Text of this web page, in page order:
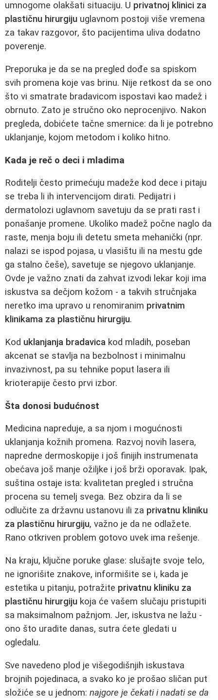
umnogome olakšati situaciju. U privatnoj klinici za
plastičnu hirurgiju uglavnom postoji više vremena
za takav razgovor, što pacijentima uliva dodatno
poverenje.
Preporuka je da se na pregled dođe sa spiskom
svih promena koje vas brinu. Nije retkost da se ono
što vi smatrate bradavicom ispostavi kao madež i
obrnuto. Zato je stručno oko neprocenjivo. Nakon
pregleda, dobićete tačne smernice: da li je potrebno
uklanjanje, kojom metodom i koliko hitno.
Kada je reč o deci i mladima
Roditelji često primećuju madeže kod dece i pitaju
se treba li ih intervencijom dirati. Pedijatri i
dermatolozi uglavnom savetuju da se prati rast i
ponašanje promene. Ukoliko madež počne naglo da
raste, menja boju ili detetu smeta mehanički (npr.
nalazi se ispod pojasa, u vlasištu ili na mestu gde
ga stalno češe), savetuje se njegovo uklanjanje.
Ovde je važno znati da zahvat izvodi lekar koji ima
iskustva sa dečjom kožom - a takvih stručnjaka
neretko ima upravo u renomiranim privatnim
klinikama za plastičnu hirurgiju.
Kod uklanjanja bradavica kod mladih, poseban
akcenat se stavlja na bezbolnost i minimalnu
invazivnost, pa su tehnike poput lasera ili
krioterapije često prvi izbor.
Šta donosi budućnost
Medicina napreduje, a sa njom i mogućnosti
uklanjanja kožnih promena. Razvoj novih lasera,
napredne dermoskopije i još finijih instrumenata
obećava još manje ožiljke i još brži oporavak. Ipak,
suština ostaje ista: kvalitetan pregled i stručna
procena su temelj svega. Bez obzira da li se
odlučite za državnu ustanovu ili za privatnu kliniku
za plastičnu hirurgiju, važno je da ne odlažete.
Rano otkriven problem gotovo uvek ima rešenje.
Na kraju, ključne poruke glase: slušajte svoje telo,
ne ignorišite znakove, informišite se i, kada je
estetika u pitanju, potražite privatnu kliniku za
plastičnu hirurgiju koja će vašem slučaju pristupiti
sa maksimalnom pažnjom. Jer, iskustva ne lažu -
ono što uradite danas, sutra ćete gledati u
ogledalu.
Sve navedeno plod je višegodišnjih iskustava
brojnih pojedinaca, a svako ko je prošao sličan put
složiće se u jednom: najgore je čekati i nadati se da